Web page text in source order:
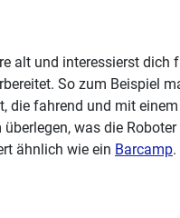
alt und interessierst
So zum Beispiel
die fahrend und mit
was die
ähnlich wie ein Barcamp